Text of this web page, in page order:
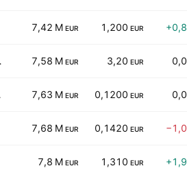
7,42 M EUR 1,200 EUR
7,58 M EUR 3,20 EUR
SA 7,63 M EUR 0,1200 EUR
7,68 M EUR 0,1420 EUR
7,8 M EUR 1,310 EUR